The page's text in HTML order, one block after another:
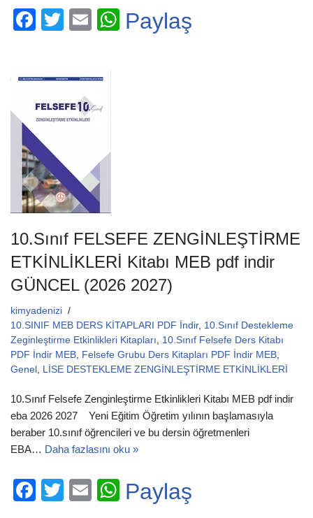
F
e
b
o
o
k
T
er
E
W
Paylaş
10.Sınıf FELSEFE ZENGİNLEŞTİRME
ETKİNLİKLERİ Kitabı MEB pdf indir
GÜNCEL (2026 2027)
kimyadenizi
10.SINIF MEB DERS KİTAPLARI PDF İndir, 10.Sınıf Destekleme
Zeginleştirme Etkinlikleri Kitapları
10.Sınıf Felsefe Ders Kitabı
PDF İndir MEB
Felsefe Grubu Ders Kitapları PDF İndir MEB
Genel
LİSE DESTEKLEME ZENGİNLEŞTİRME ETKİNLİKLERİ
10.Sınıf Felsefe Zenginleştirme Etkinlikleri Kitabı MEB pdf indir
eba 2026 2027 Yeni Eğitim Öğretim yılının başlamasıyla
beraber 10.sınıf öğrencileri ve bu dersin öğretmenleri
EBA… Daha fazlasını oku »
F
T
E
W
Paylaş